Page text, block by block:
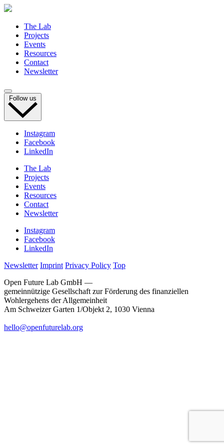
The Lab
Projects
Events
Resources
Contact
Newsletter
Instagram
Facebook
LinkedIn
The Lab
Projects
Events
Resources
Contact
Newsletter
Instagram
Facebook
LinkedIn
Newsletter Imprint Privacy Policy Top
Open Future Lab GmbH —
gemeinnützige Gesellschaft zur Förderung des finanziellen
Wohlergehens der Allgemeinheit
Am Schweizer Garten 1/Objekt 2, 1030 Vienna
hello@openfuturelab.org